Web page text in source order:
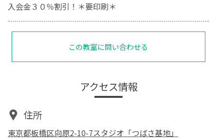
入会金３０％割引！＊要印刷＊
この教室に問い合わせる
アクセス情報
住所
東京都板橋区向原2-10-7スタジオ「つばさ基地」